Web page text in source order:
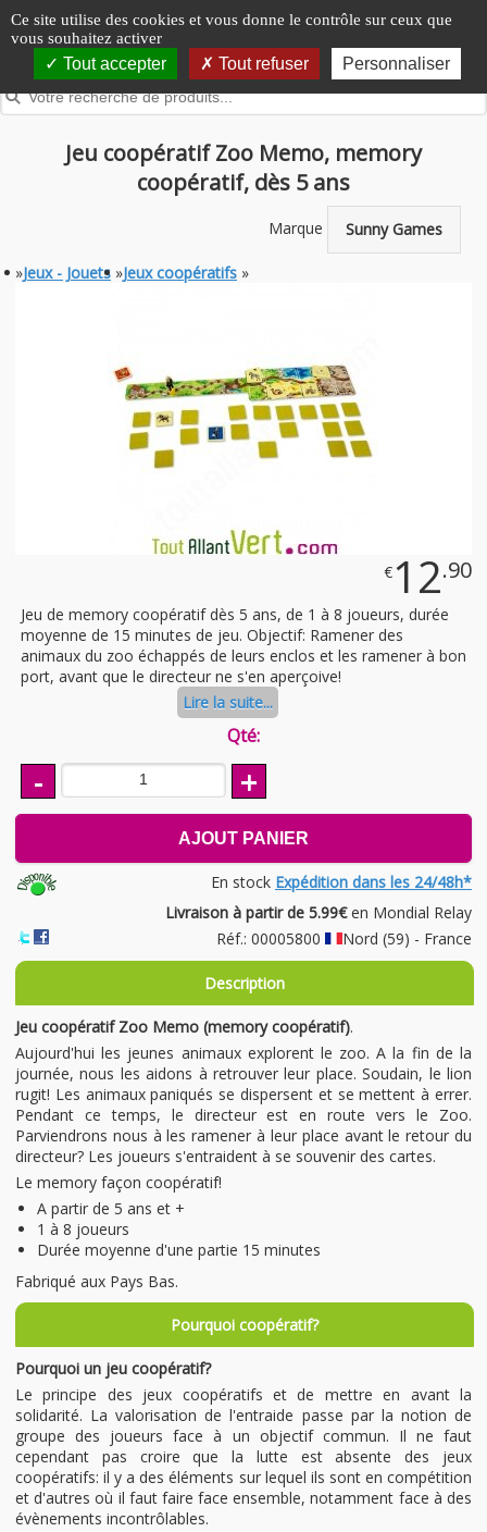
Panneau de gestion des cookies
Ce site utilise des cookies et vous donne le contrôle sur ceux que
vous souhaitez activer
Tout accepter Tout refuser Personnaliser
Jeu coopératif Zoo Memo, memory
coopératif, dès 5 ans
Marque Sunny Games
»Jeux - Jouets »Jeux coopératifs »
€ 12.90
Jeu de memory coopératif dès 5 ans, de 1 à 8 joueurs, durée
moyenne de 15 minutes de jeu. Objectif: Ramener des
animaux du zoo échappés de leurs enclos et les ramener à bon
port, avant que le directeur ne s'en aperçoive!
Lire la suite...
Qté:
- +
AJOUT PANIER
En stock Expédition dans les 24/48h*
Livraison à partir de 5.99€en Mondial Relay
Réf.: 00005800
Nord (59) - France
Description
Jeu coopératif Zoo Memo (memory coopératif).
Aujourd'hui les jeunes animaux explorent le zoo. A la fin de la
journée, nous les aidons à retrouver leur place. Soudain, le lion
rugit! Les animaux paniqués se dispersent et se mettent à errer.
Pendant ce temps, le directeur est en route vers le Zoo.
Parviendrons nous à les ramener à leur place avant le retour du
directeur? Les joueurs s'entraident à se souvenir des cartes.
Le memory façon coopératif!
A partir de 5 ans et +
1 à 8 joueurs
Durée moyenne d'une partie 15 minutes
Fabriqué aux Pays Bas.
Pourquoi coopératif?
Pourquoi un jeu coopératif?
Le principe des jeux coopératifs et de mettre en avant la
solidarité. La valorisation de l'entraide passe par la notion de
groupe des joueurs face à un objectif commun. Il ne faut
cependant pas croire que la lutte est absente des jeux
coopératifs: il y a des éléments sur lequel ils sont en compétition
et d'autres où il faut faire face ensemble, notamment face à des
évènements incontrôlables.